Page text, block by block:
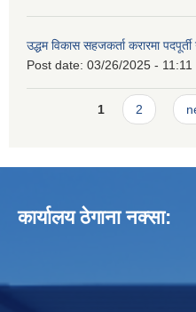
उद्धम विकास सहजकर्ता करारमा
Post date: 03/26/2025 - 11:11
Pages1 2
कार्यालय ठेगाना नक्सा: